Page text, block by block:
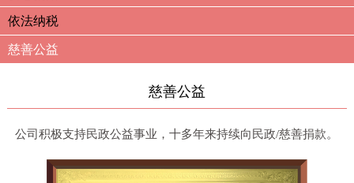
依法纳税
慈善公益
慈善公益
公司积极支持民政公益事业，十多年来持续向民政/慈善捐款。